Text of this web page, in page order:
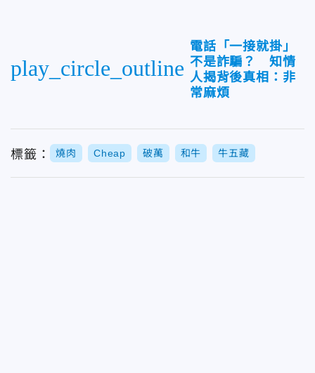
play_circle_outline
電話「一接就掛」
不是詐騙？ 知情
人揭背後真相：非
常麻煩
標籤： 燒肉 Cheap 破萬 和牛 牛五藏